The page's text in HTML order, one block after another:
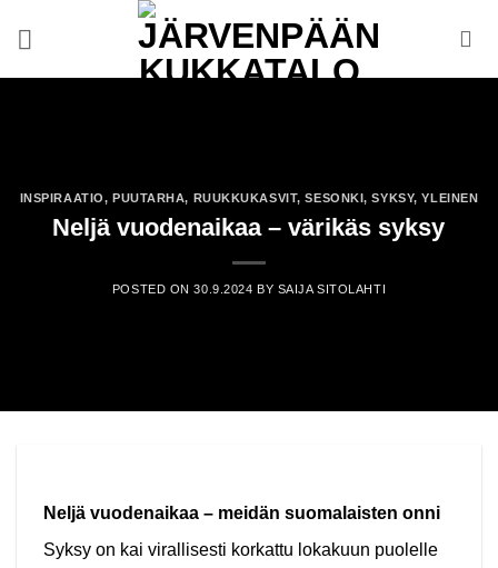
INSPIRAATIO, PUUTARHA, RUUKKUKASVIT,SESONKI,SYKSY,YLEINEN
Neljä vuodenaikaa – värikäs syksy
POSTED ON30.9.2024 BY SAIJA SITOLAHTI
Neljä vuodenaikaa – meidän suomalaisten onni
Syksy on kai virallisesti korkattu lokakuun puolelle